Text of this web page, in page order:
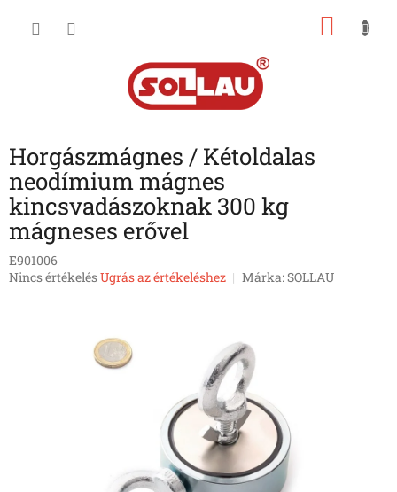
Horgászmágnes / Kétoldalas
neodímium mágnes
kincsvadászoknak 300 kg
mágneses erővel
E901006
A
Nincs értékelésUgrás az értékeléshez Márka:SOLLAU